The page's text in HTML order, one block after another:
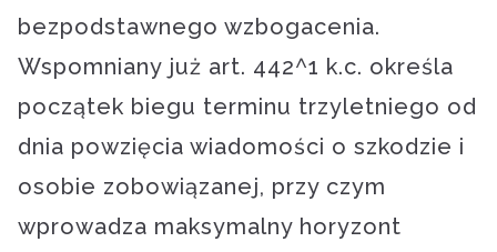
bezpodstawnego wzbogacenia.
Wspomniany już art. 442^1 k.c. określa
początek biegu terminu trzyletniego od
dnia powzięcia wiadomości o szkodzie i
osobie zobowiązanej, przy czym
wprowadza maksymalny horyzont